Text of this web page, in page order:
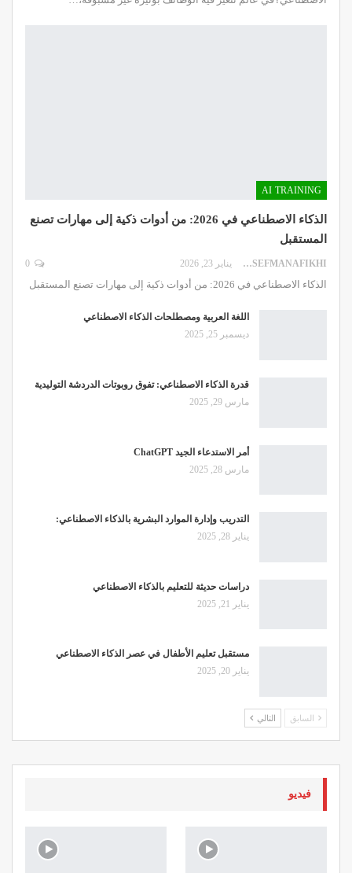
AI TRAINING
الذكاء الاصطناعي في 2026: من أدوات ذكية إلى مهارات تصنع
المستقبل
DR.YOUSEFMANAFIKHI يناير 23, 2026
الذكاء الاصطناعي في 2026: من أدوات ذكية إلى مهارات تصنع المستقبل
اللغة العربية ومصطلحات الذكاء الاصطناعي
ديسمبر 25, 2025
قدرة الذكاء الاصطناعي: تفوق روبوتات الدردشة التوليدية
مارس 29, 2025
أمر الاستدعاء الجيد ChatGPT
مارس 28, 2025
التدريب وإدارة الموارد البشرية بالذكاء الاصطناعي:
يناير 28, 2025
دراسات حديثة للتعليم بالذكاء الاصطناعي
يناير 21, 2025
مستقبل تعليم الأطفال في عصر الذكاء الاصطناعي
يناير 20, 2025
السابق التالي
فيديو